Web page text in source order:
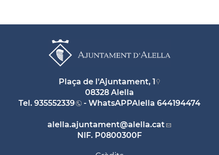
Plaça de l'Ajuntament, 1
08328 Alella
Tel. 935552339 - WhatsAPPAlella 644194474
alella.ajuntament@alella.cat
NIF. P0800300F